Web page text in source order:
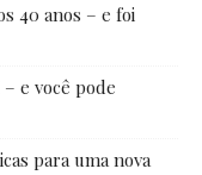
40 anos – e foi
e você pode
para uma nova